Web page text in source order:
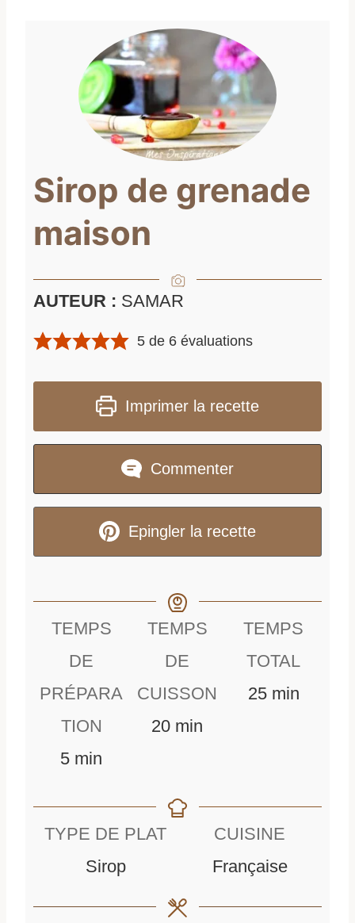
Sirop de grenade
maison
AUTEUR : SAMAR
5 de 6 évaluations
Imprimer la recette
Commenter
Epingler la recette
TEMPS
DE
PRÉPARA
TION
5mmin
TEMPS
DE
CUISSON
20m
u
min
TEMPS
TOTAL
25m
e
min
TYPE DE PLAT
Sirop
CUISINE
Française